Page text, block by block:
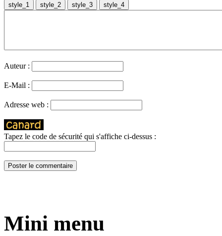
Auteur :
E-Mail :
Adresse web :
Tapez le code de sécurité qui s'affiche ci-dessus :
Mini menu